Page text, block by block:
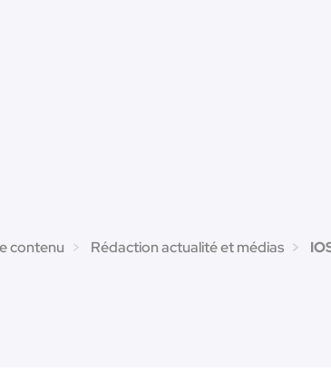
contenu Rédaction actualité et médias